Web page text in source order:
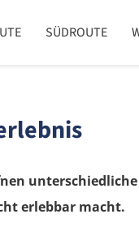
SÜDROUTE
erlebbar macht.